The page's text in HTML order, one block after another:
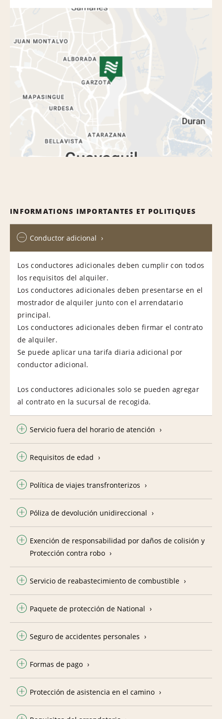
INFORMATIONS IMPORTANTES ET POLITIQUES
Conductor adicional
Los conductores adicionales deben cumplir con todos
los requisitos del alquiler.
Los conductores adicionales deben presentarse en el
mostrador de alquiler junto con el arrendatario
principal.
Los conductores adicionales deben firmar el contrato
de alquiler.
Se puede aplicar una tarifa diaria adicional por
conductor adicional.
Los conductores adicionales solo se pueden agregar
al contrato en la sucursal de recogida.
Servicio fuera del horario de atención
Requisitos de edad
Política de viajes transfronterizos
Póliza de devolución unidireccional
Exención de responsabilidad por daños de colisión y
Protección contra robo
Servicio de reabastecimiento de combustible
Paquete de protección de National
Seguro de accidentes personales
Formas de pago
Protección de asistencia en el camino